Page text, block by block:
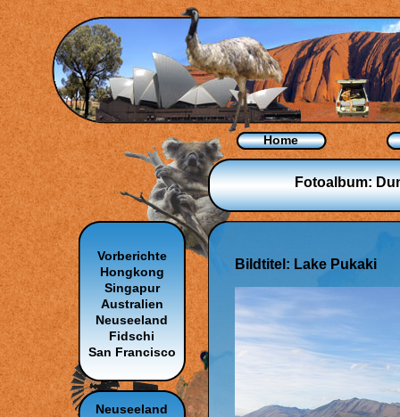
Home
Vorberichte
Hongkong
Singapur
Australien
Neuseeland
Fidschi
San Francisco
Neuseeland
Fotoalbum:
Bildtitel: Lake Pukaki